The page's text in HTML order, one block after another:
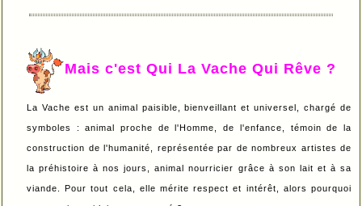
Mais c'est Qui La Vache Qui Rêve ?
La Vache est un animal paisible, bienveillant et universel, chargé de
symboles : animal proche de l'Homme, de l'enfance, témoin de la
construction de l'humanité, représentée par de nombreux artistes de
la préhistoire à nos jours, animal nourricier grâce à son lait et à sa
viande. Pour tout cela, elle mérite respect et intérêt, alors pourquoi